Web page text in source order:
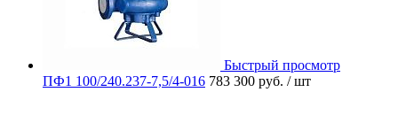
Быстрый просмотр
ПФ1 100/240.237-7,5/4-016 783 300 руб. / шт